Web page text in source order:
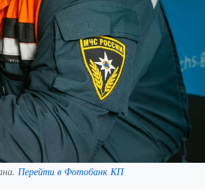
Перейти в Фотобанк КП